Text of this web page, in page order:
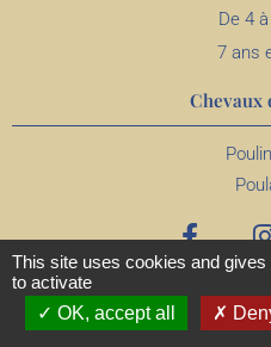
De 4
7 ans
Chevaux
This site uses cookies and
to activate
OK, accept all